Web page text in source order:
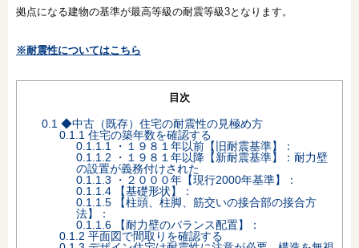
拠点になる建物の基準が最高等級の耐震等級3となります。
※耐震性についてはこちら
目次
0.1 ◆中古（既存）住宅の耐震性の見極め方
0.1.1 住宅の築年数を確認する
0.1.1.1
・１９８１年以前【旧耐震基準】：
0.1.1.2 ・１９８１年以降【新耐震基準】：耐力壁
の設置が義務付けされた
0.1.1.3 ・２０００年【現行2000年基準】：
0.1.1.4 【基礎形状】：
0.1.1.5 【柱頭、柱脚、筋交いの接合部の接合方
法】：
0.1.1.6 【耐力壁のバランス配置】：
0.1.2 平面図で間取りを確認する